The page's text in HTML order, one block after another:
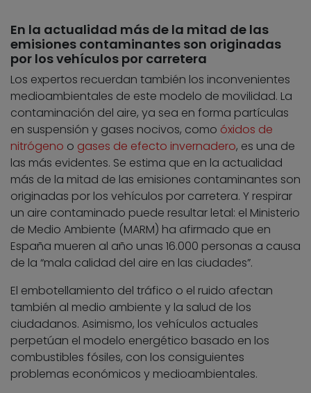
En la actualidad más de la mitad de las
emisiones contaminantes son originadas
por los vehículos por carretera
Los expertos recuerdan también los inconvenientes
medioambientales de este modelo de movilidad. La
contaminación del aire, ya sea en forma partículas
en suspensión y gases nocivos, como óxidos de
nitrógeno o gases de efecto invernadero, es una de
las más evidentes. Se estima que en la actualidad
más de la mitad de las emisiones contaminantes son
originadas por los vehículos por carretera. Y respirar
un aire contaminado puede resultar letal: el Ministerio
de Medio Ambiente (MARM) ha afirmado que en
España mueren al año unas 16.000 personas a causa
de la “mala calidad del aire en las ciudades”.
El embotellamiento del tráfico o el ruido afectan
también al medio ambiente y la salud de los
ciudadanos. Asimismo, los vehículos actuales
perpetúan el modelo energético basado en los
combustibles fósiles, con los consiguientes
problemas económicos y medioambientales.